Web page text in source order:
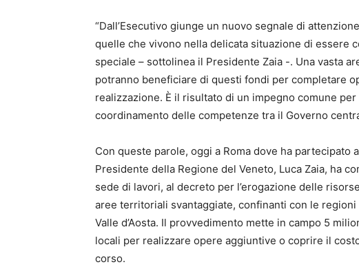
“Dall’Esecutivo giunge un nuovo segnale di
quelle che vivono nella delicata situazione di essere
speciale – sottolinea il Presidente Zaia -. Una vasta
potranno beneficiare di questi fondi per completare
realizzazione. È il risultato di un impegno comune
coordinamento delle competenze tra il Governo
Con queste parole, oggi a Roma dove ha partecipato
Presidente della Regione del Veneto, Luca Zaia, ha
sede di lavori, al decreto per l’erogazione delle
aree territoriali svantaggiate, confinanti con le
Valle d’Aosta. Il provvedimento mette in campo 5
locali per realizzare opere aggiuntive o coprire il
corso.